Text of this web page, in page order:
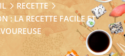
RECETTE
: LA RECETTE FACILE ET